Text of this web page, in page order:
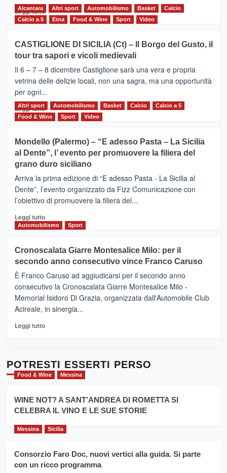
Leggi tutto Leggi
MOIO
ALCANTARA
–
Vivicittà,
alla
scoperta
del
territorio,
e
messaggi
di
Alcantara Altri sport Automobilismo Basket
Calcio
Calcio a 5
Etna Food & Wine Sport Video
CASTIGLIONE DI SICILIA (Ct) – Il Borgo del Gusto, il
tour tra sapori e vicoli medievali
Il 6 – 7 – 8 dicembre Castiglione sarà una vera e propria
vetrina delle delizie locali, non una sagra, ma una opportunità
per ogni...
Leggi tuttoLeggi
di
CASTIGLIONE
DI
SICILIA
(Ct)
–
Il
Borgo
Gusto,
il
tra
sapori
vicoli
medievali
Altri sport Automobilismo Basket Calcio
Calcio a 5
Food & Wine
Sport Video
Mondello (Palermo) – “E adesso Pasta – La Sicilia
al Dente”, l’ evento per promuovere la filiera del
grano duro siciliano
Arriva la prima edizione di “E adesso Pasta - La Sicilia al
Dente”, l’evento organizzato da Fizz Comunicazione con
l’obiettivo di promuovere la filiera del...
Leggi tuttoLeggi
di
Mondello
(Palermo)
–
“E
adesso
Pasta
–
Sicilia
l’
evento
per
la
filiera
grano
Automobilismo Sport
Cronoscalata Giarre Montesalice Milo: per il
secondo anno consecutivo vince Franco Caruso
È Franco Caruso ad aggiudicarsi per il secondo anno
consecutivo la Cronoscalata Giarre Montesalice Milo -
Memorial Isidoro Di Grazia, organizzata dall'Automobile Club
Acireale, in sinergia...
Leggi tuttoLeggi
Cronoscalata
Giarre
Montesalice
per
il
anno
Franco
Caruso
POTRESTI ESSERTI PERSO
Food & Wine Messina
WINE NOT? A SANT’ANDREA DI ROMETTA SI
CELEBRA IL VINO E LE SUE STORIE
Messina Sicilia
Consorzio Faro Doc, nuovi vertici alla guida. Si parte
con un ricco programma